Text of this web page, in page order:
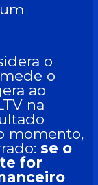
o
o
ao
na
momento,
se o
for